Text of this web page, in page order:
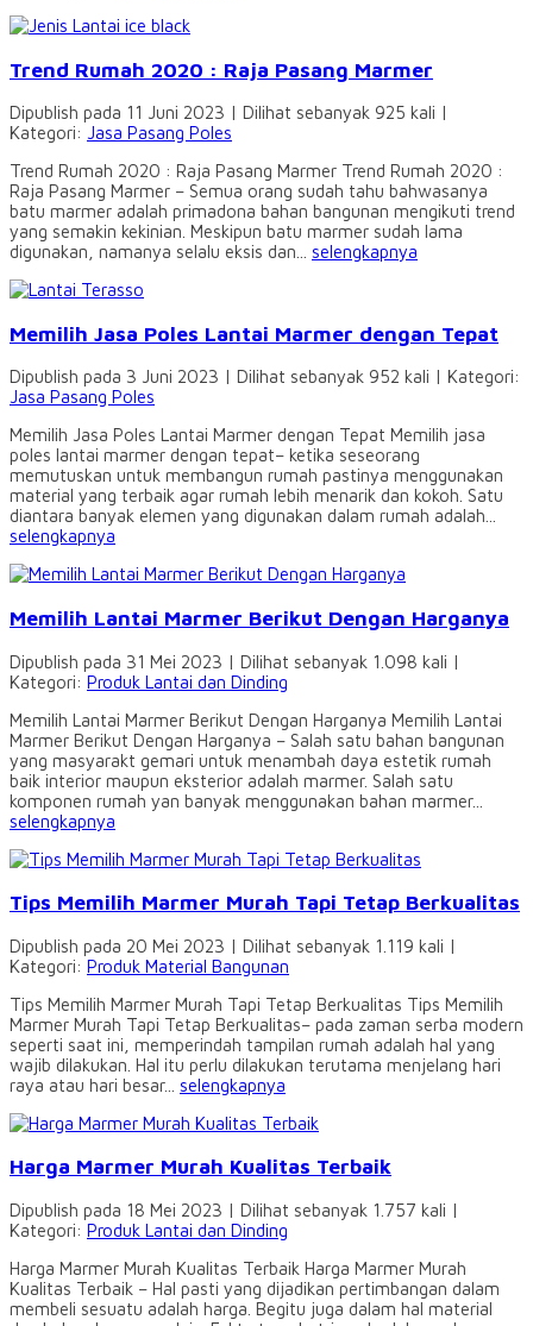
Trend Rumah 2020 : Raja Pasang Marmer
Dipublish pada 11 Juni 2023 | Dilihat sebanyak 925 kali |
Kategori: Jasa Pasang Poles
Trend Rumah 2020 : Raja Pasang Marmer Trend Rumah 2020 :
Raja Pasang Marmer – Semua orang sudah tahu bahwasanya
batu marmer adalah primadona bahan bangunan mengikuti trend
yang semakin kekinian. Meskipun batu marmer sudah lama
digunakan, namanya selalu eksis dan... selengkapnya
Memilih Jasa Poles Lantai Marmer dengan Tepat
Dipublish pada 3 Juni 2023 | Dilihat sebanyak 952 kali | Kategori:
Jasa Pasang Poles
Memilih Jasa Poles Lantai Marmer dengan Tepat Memilih jasa
poles lantai marmer dengan tepat– ketika seseorang
memutuskan untuk membangun rumah pastinya menggunakan
material yang terbaik agar rumah lebih menarik dan kokoh. Satu
diantara banyak elemen yang digunakan dalam rumah adalah...
selengkapnya
Memilih Lantai Marmer Berikut Dengan Harganya
Dipublish pada 31 Mei 2023 | Dilihat sebanyak 1.098 kali |
Kategori: Produk Lantai dan Dinding
Memilih Lantai Marmer Berikut Dengan Harganya Memilih Lantai
Marmer Berikut Dengan Harganya – Salah satu bahan bangunan
yang masyarakt gemari untuk menambah daya estetik rumah
baik interior maupun eksterior adalah marmer. Salah satu
komponen rumah yan banyak menggunakan bahan marmer...
selengkapnya
Tips Memilih Marmer Murah Tapi Tetap Berkualitas
Dipublish pada 20 Mei 2023 | Dilihat sebanyak 1.119 kali |
Kategori: Produk Material Bangunan
Tips Memilih Marmer Murah Tapi Tetap Berkualitas Tips Memilih
Marmer Murah Tapi Tetap Berkualitas– pada zaman serba modern
seperti saat ini, memperindah tampilan rumah adalah hal yang
wajib dilakukan. Hal itu perlu dilakukan terutama menjelang hari
raya atau hari besar... selengkapnya
Harga Marmer Murah Kualitas Terbaik
Dipublish pada 18 Mei 2023 | Dilihat sebanyak 1.757 kali |
Kategori: Produk Lantai dan Dinding
Harga Marmer Murah Kualitas Terbaik Harga Marmer Murah
Kualitas Terbaik – Hal pasti yang dijadikan pertimbangan dalam
membeli sesuatu adalah harga. Begitu juga dalam hal material